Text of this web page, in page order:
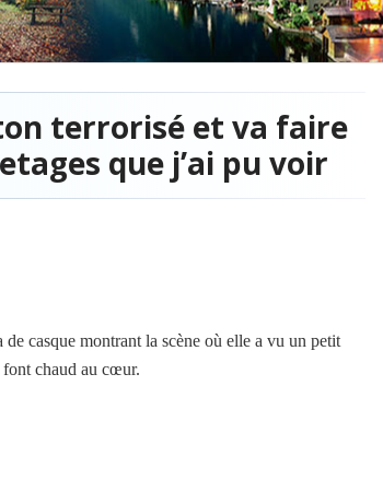
terrorisé et va faire
que j’ai pu voir
casque montrant la scène où elle a vu un petit
chaud au cœur.